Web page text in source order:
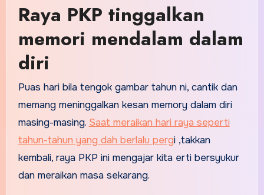
Raya PKP tinggalkan
memori mendalam dalam
diri
Puas hari bila tengok gambar tahun ni, cantik dan
memang meninggalkan kesan memory dalam diri
masing-masing. Saat meraikan hari raya seperti
tahun-tahun yang dah berlalu pergi ,takkan
kembali, raya PKP ini mengajar kita erti bersyukur
dan meraikan masa sekarang.